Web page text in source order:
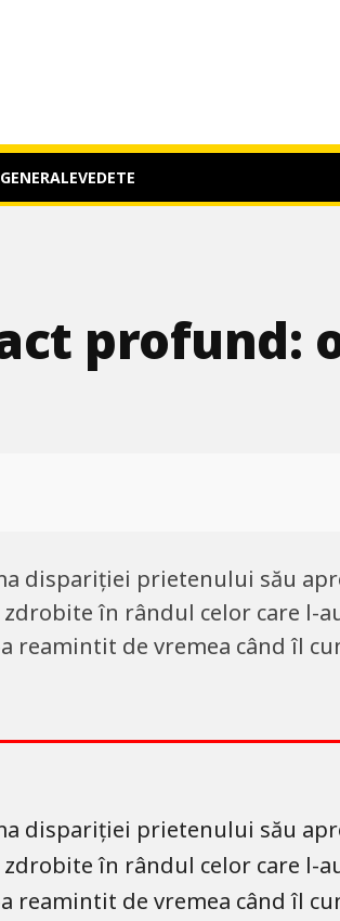
GENERALEVEDETE
profund:
dispariției prietenului său
în rândul celor care l-
reamintit de vremea când îl
dispariției prietenului său
în rândul celor care l-
reamintit de vremea când îl